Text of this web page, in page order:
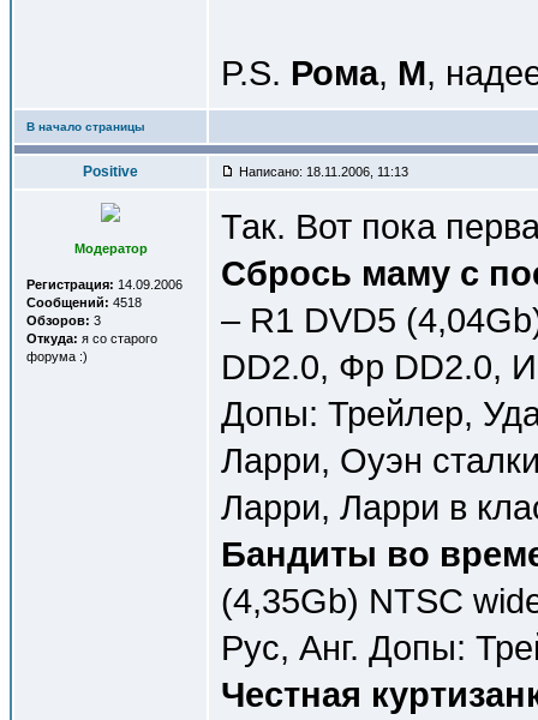
P.S. Рома, М,
В начало страницы
Positive Написано: 18.11.2006, 11:13
Модератор
Регистрация: 14.09.2006
Сообщений: 4518
Обзоров: 3
Откуда: я со старого
форума :)
Так. Вот пока
Сбрось маму с
– R1 DVD5
DD2.0, Фр DD2.0,
Допы: Трейлер,
Ларри, Оуэн
Ларри, Ларри в
Бандиты во
(4,35Gb) NTSC
Рус, Анг. Допы:
Честная